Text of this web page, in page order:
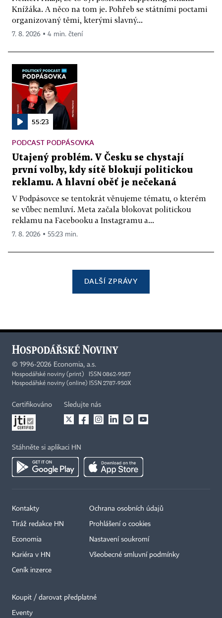
Knížáka. A něco na tom je. Pohřeb se státními poctami
organizovaný těmi, kterými slavný...
7. 8. 2026 ▪ 4 min. čtení
55:23
PODCAST PODPÁSOVKA
Utajený problém. V Česku se chystají
první volby, kdy sítě blokují politickou
reklamu. A hlavní oběť je nečekaná
V Podpásovce se tentokrát věnujeme tématu, o kterém
se vůbec nemluví. Meta začala blokovat politickou
reklamu na Facebooku a Instagramu a...
7. 8. 2026 ▪ 55:23 min.
DALŠÍ ZPRÁVY
© 1996-2026 Economia, a.s.
Hospodářské noviny (print) ISSN 0862-9587
Hospodářské noviny (online) ISSN 2787-950X
Certifikováno Sledujte nás
Stáhněte si aplikaci HN
Kontakty
Tiráž redakce HN
Economia
Kariéra v HN
Ceník inzerce
Ochrana osobních údajů
Prohlášení o cookies
Nastavení soukromí
Všeobecné smluvní podmínky
Koupit / darovat předplatné
Eventy